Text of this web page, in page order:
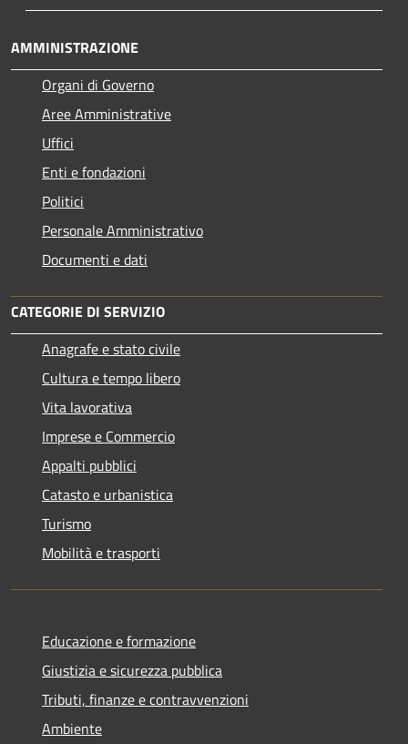
AMMINISTRAZIONE
Organi di Governo
Aree Amministrative
Uffici
Enti e fondazioni
Politici
Personale Amministrativo
Documenti e dati
CATEGORIE DI SERVIZIO
Anagrafe e stato civile
Cultura e tempo libero
Vita lavorativa
Imprese e Commercio
Appalti pubblici
Catasto e urbanistica
Turismo
Mobilità e trasporti
Educazione e formazione
Giustizia e sicurezza pubblica
Tributi, finanze e contravvenzioni
Ambiente